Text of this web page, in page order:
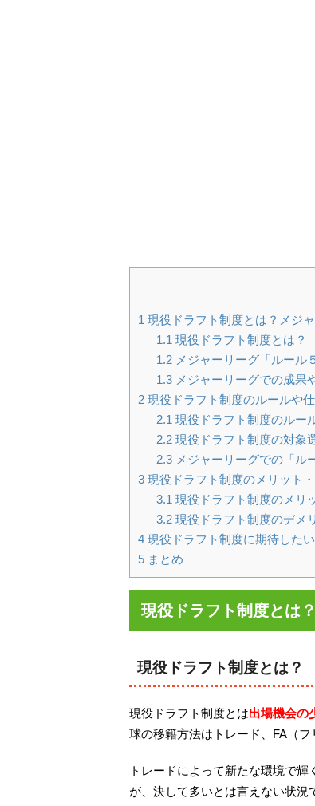
1 現役ドラフト制度とは？メジ
1.1 現役ドラフト制度とは？
1.2メジャーリーグ「ルール
1.3メジャーリーグでの成果
2 現役ドラフト制度のルールや
2.1 現役ドラフト制度のルー
2.2現役ドラフト制度の対象
2.3メジャーリーグでの「ル
3 現役ドラフト制度のメリット
3.1 現役ドラフト制度のメリ
3.2現役ドラフト制度のデメ
4 現役ドラフト制度に期待した
5 まとめ
現役ドラフト制度とは
現役ドラフト制度とは？
現役ドラフト制度とは出場機会の
球の移籍方法はトレード、FA（
トレードによって新たな環境で
が、決して多いとは言えない状況